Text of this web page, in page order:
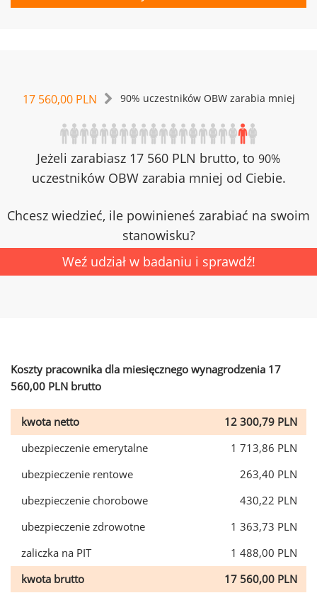
17 560,00 PLN 90% uczestników OBW zarabia mniej
Jeżeli zarabiasz 17 560 PLN brutto, to 90%
uczestników OBW zarabia mniej od Ciebie.
Chcesz wiedzieć, ile powinieneś zarabiać na swoim
stanowisku?
Weź udział w badaniu i sprawdź!
Koszty pracownika dla miesięcznego wynagrodzenia 17
560,00 PLN brutto
kwota netto
12 300,79 PLN
ubezpieczenie emerytalne
1 713,86 PLN
ubezpieczenie rentowe
263,40 PLN
ubezpieczenie chorobowe
430,22 PLN
ubezpieczenie zdrowotne
1 363,73 PLN
zaliczka na PIT
1 488,00 PLN
kwota brutto
17 560,00 PLN